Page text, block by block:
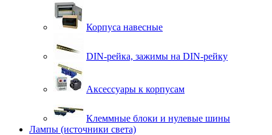
Корпуса навесные
DIN-рейка, зажимы на DIN-рейку
Аксессуары к корпусам
Клеммные блоки и нулевые шины
Лампы (источники света)